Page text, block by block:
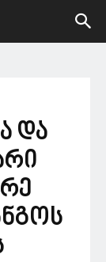
და